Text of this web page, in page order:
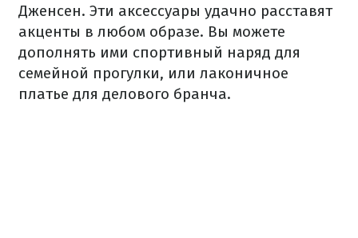
Дженсен. Эти аксессуары удачно расставят
акценты в любом образе. Вы можете
дополнять ими спортивный наряд для
семейной прогулки, или лаконичное
платье для делового бранча.